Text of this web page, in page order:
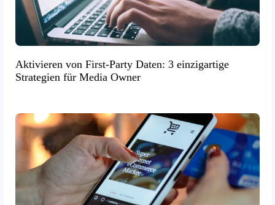
Aktivieren von First-Party Daten: 3 einzigartige
Strategien für Media Owner